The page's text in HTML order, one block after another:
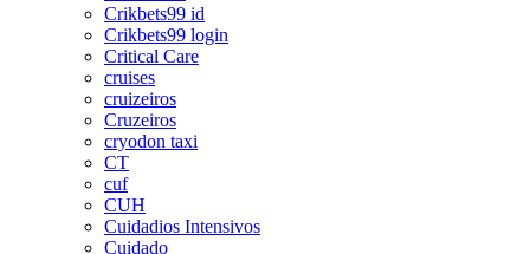
Crikbets99 id
Crikbets99 login
Critical Care
cruises
cruizeiros
Cruzeiros
cryodon taxi
CT
cuf
CUH
Cuidadios Intensivos
Cuidado